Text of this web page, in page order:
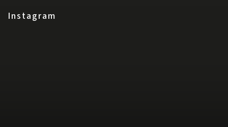
Instagram